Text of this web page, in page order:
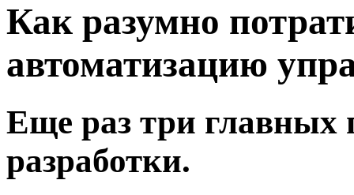
Как разумно
автоматизацию
Еще раз три главных
разработки.